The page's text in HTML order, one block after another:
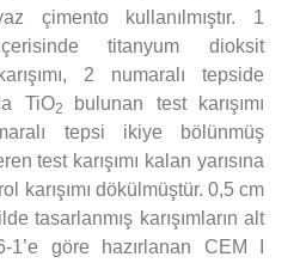
çimento kullanılmıştır. 1
titanyum dioksit
2 numaralı tepside
TiO2
bulunan test karışımı
tepsi ikiye bölünmüş
test karışımı kalan yarısına
karışımı dökülmüştür. 0,5 cm
tasarlanmış karışımların alt
göre hazırlanan CEM I